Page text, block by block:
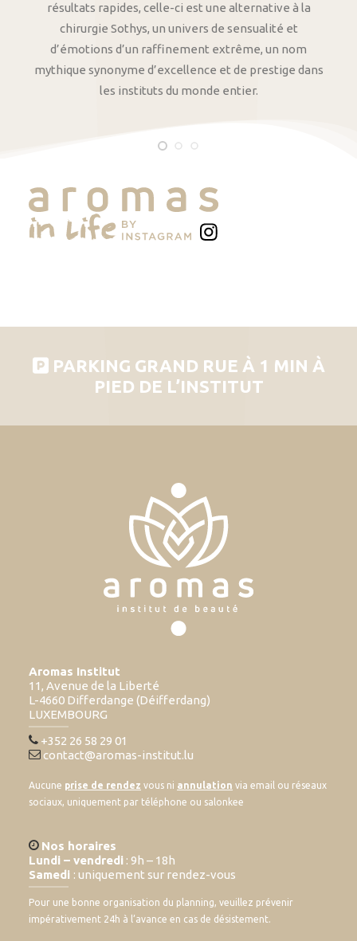
résultats rapides, celle-ci est une alternative à la
chirurgie Sothys, un univers de sensualité et
d’émotions d’un raffinement extrême, un nom
mythique synonyme d’excellence et de prestige dans
les instituts du monde entier.
PARKING GRAND RUE À 1 MIN À
PIED DE L’INSTITUT
Aromas Institut
11, Avenue de la Liberté
L-4660 Differdange (Déifferdang)
LUXEMBOURG
+352 26 58 29 01
contact@aromas-institut.lu
Aucune prise de rendez vous ni annulation via email ou réseaux
sociaux, uniquement par téléphone ou salonkee
Nos horaires
Lundi – vendredi : 9h – 18h
Samedi : uniquement sur rendez-vous
Pour une bonne organisation du planning, veuillez prévenir
impérativement 24h à l’avance en cas de désistement.